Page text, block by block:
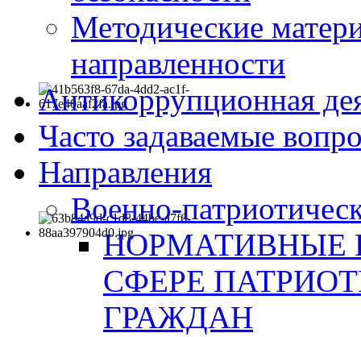
Методические
направленности
Антикоррупционная
Часто задаваемые
Направления
Военно-
НОРМАТИВНЫЕ
СФЕРЕ
ГРАЖДАН